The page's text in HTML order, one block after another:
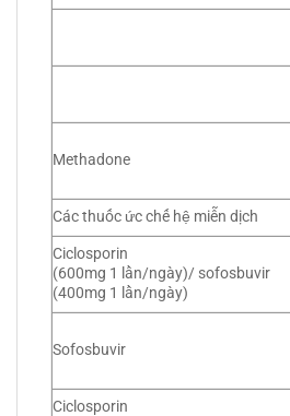
Methadone
Các thuốc ức chế hệ miễn dịch
Ciclosporin
(600mg 1 lần/ngày)/ sofosbuvir
(400mg 1 lần/ngày)
Sofosbuvir
Ciclosporin